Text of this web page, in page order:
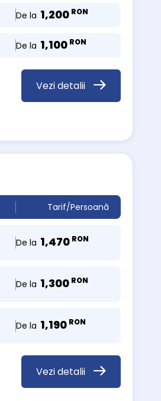
De la 1,200 RON
De la 1,100 RON
Vezi detalii
Tarif/Persoană
De la 1,470 RON
De la 1,300 RON
De la 1,190 RON
Vezi detalii